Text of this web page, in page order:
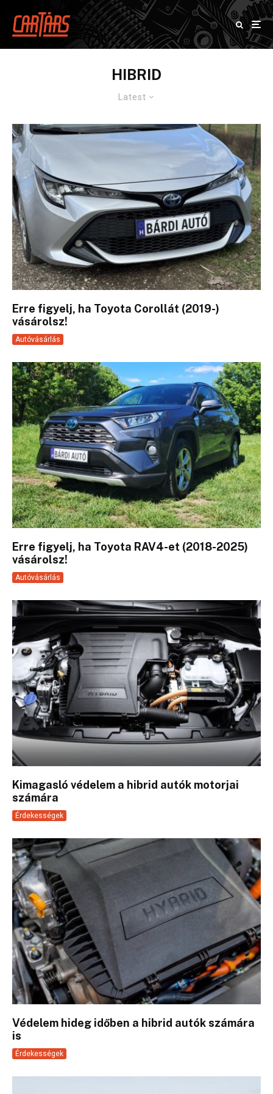
HIBRID
Latest
Erre figyelj, ha Toyota Corollát (2019-)
vásárolsz!
Autóvásárlás
Erre figyelj, ha Toyota RAV4-et (2018-2025)
vásárolsz!
Autóvásárlás
Kimagasló védelem a hibrid autók motorjai
számára
Érdekességek
Védelem hideg időben a hibrid autók számára
is
Érdekességek